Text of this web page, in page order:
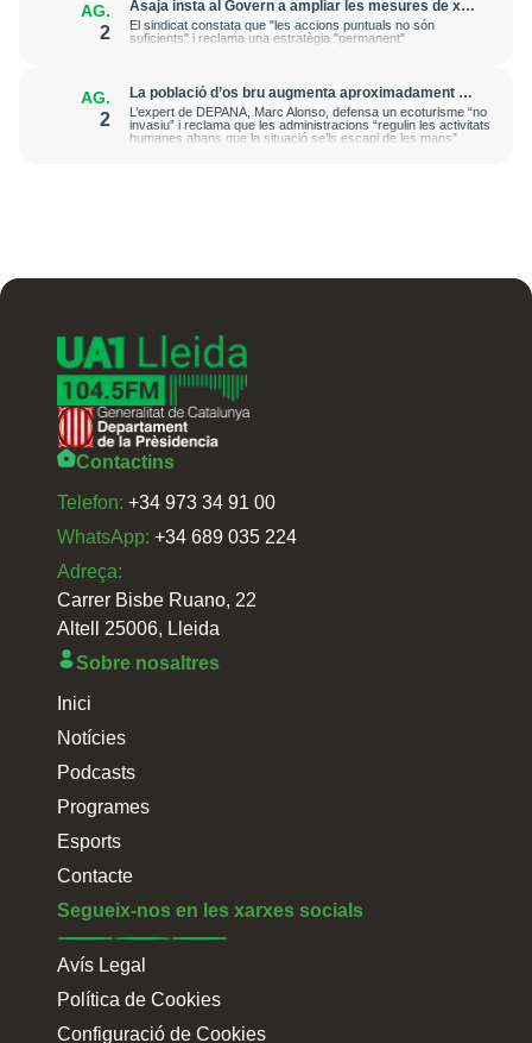
AG.
2
Asaja insta al Govern a ampliar les mesures de xoc
de control poblacional de conills durant tot l'any
El sindicat constata que "les accions puntuals no són
suficients" i reclama una estratègia "permanent"
AG.
2
La població d’os bru augmenta aproximadament un
10% l’any i s’expandeix al llarg dels Pirineus
L’expert de DEPANA, Marc Alonso, defensa un ecoturisme “no
invasiu” i reclama que les administracions “regulin les activitats
humanes abans que la situació se’ls escapi de les mans”
Contactins
Telefon: +34 973 34 91 00
WhatsApp: +34 689 035 224
Adreça:
Carrer Bisbe Ruano, 22
Altell 25006, Lleida
Sobre nosaltres
Inici
Notícies
Podcasts
Programes
Esports
Contacte
Segueix-nos en les xarxes socials
Avís Legal
Política de Cookies
Configuració de Cookies